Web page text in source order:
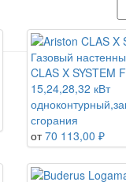
Газовый
CLAS X SYSTEM
15,24,28,32 кВт
сгорания
от 70 113,00 ₽